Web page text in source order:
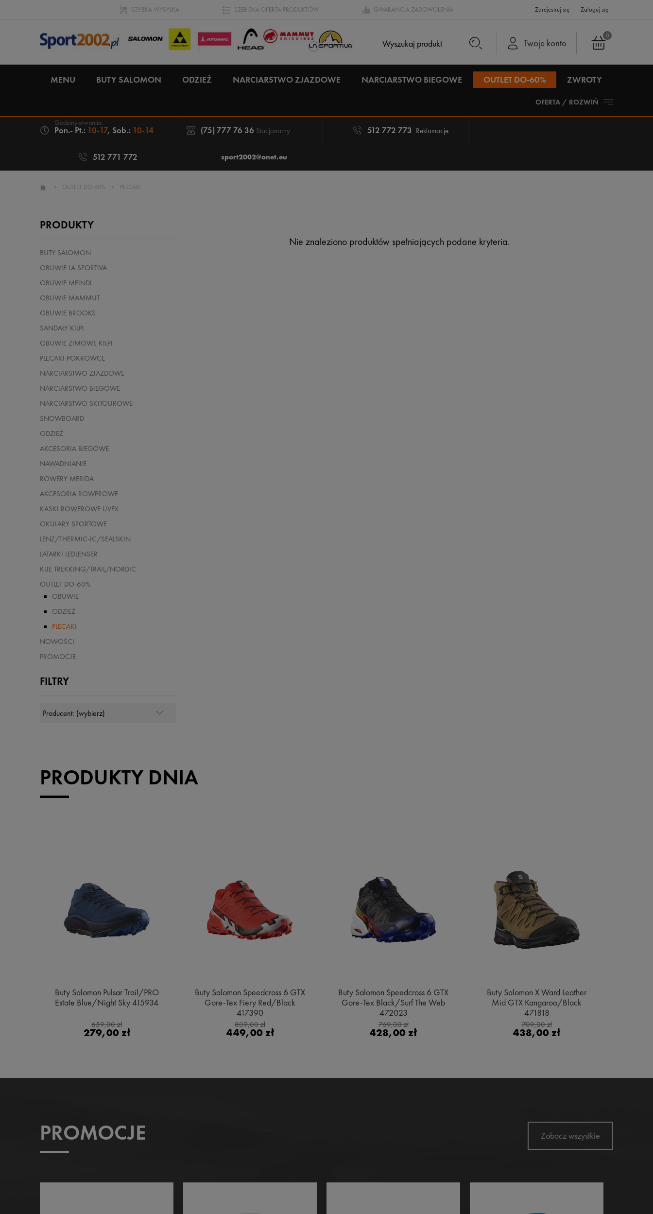
SZYBKA WYSYŁKA SZEROKA OFERTA PRODUKTÓW GWARANCJA ZADOWOLENIA Zarejestruj się Zaloguj się
0
Twoje konto
MENU BUTY SALOMON ODZIEŻ NARCIARSTWO ZJAZDOWE NARCIARSTWO BIEGOWE OUTLET DO-60% ZWROTY
OFERTA / ROZWIŃ
Pon.- Pt.: 10-17, Sob.: 10-14 (75) 777 76 36 Stacjonarny 512 772 773 Reklamacje
512 771 772 sport2002@onet.eu
» OUTLET DO-60% » PLECAKI
PRODUKTY
BUTY SALOMON
OBUWIE LA SPORTIVA
OBUWIE MEINDL
OBUWIE MAMMUT
OBUWIE BROOKS
SANDAŁY KILPI
OBUWIE ZIMOWE KILPI
PLECAKI POKROWCE
NARCIARSTWO ZJAZDOWE
NARCIARSTWO BIEGOWE
NARCIARSTWO SKITOUROWE
SNOWBOARD
ODZIEŻ
AKCESORIA BIEGOWE
NAWADNIANIE
ROWERY MERIDA
AKCESORIA ROWEROWE
KASKI ROWEROWE UVEX
OKULARY SPORTOWE
LENZ/THERMIC-IC/SEALSKIN
LATARKI LEDLENSER
KIJE TREKKING/TRAIL/NORDIC
OUTLET DO-60%
OBUWIE
ODZIEŻ
PLECAKI
NOWOŚCI
PROMOCJE
FILTRY
Nie znaleziono produktów spełniających podane kryteria.
PRODUKTY DNIA
Buty Salomon Pulsar Trail/PRO
Estate Blue/Night Sky 415934
659,00 zł
279,00 zł
Buty Salomon Speedcross 6 GTX
Gore-Tex Fiery Red/Black
417390
809,00 zł
449,00 zł
Buty Salomon Speedcross 6 GTX
Gore-Tex Black/Surf The Web
472023
769,00 zł
428,00 zł
Buty Salomon X Ward Leather
Mid GTX Kangaroo/Black
471818
709,00 zł
438,00 zł
PROMOCJE Zobacz wszystkie